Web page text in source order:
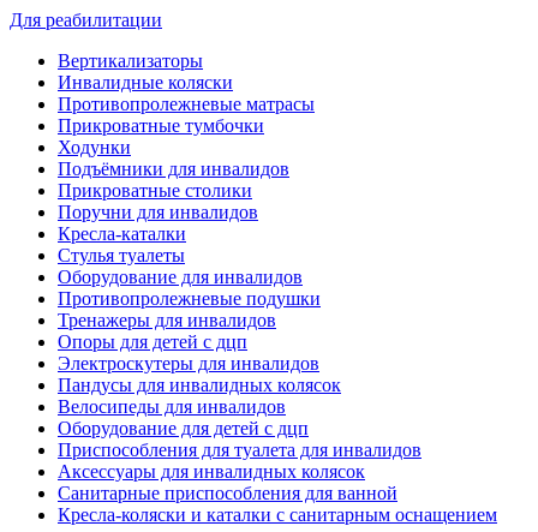
Для реабилитации
Вертикализаторы
Инвалидные коляски
Противопролежневые матрасы
Прикроватные тумбочки
Ходунки
Подъёмники для инвалидов
Прикроватные столики
Поручни для инвалидов
Кресла-каталки
Стулья туалеты
Оборудование для инвалидов
Противопролежневые подушки
Тренажеры для инвалидов
Опоры для детей с дцп
Электроскутеры для инвалидов
Пандусы для инвалидных колясок
Велосипеды для инвалидов
Оборудование для детей с дцп
Приспособления для туалета для инвалидов
Аксессуары для инвалидных колясок
Санитарные приспособления для ванной
Кресла-коляски и каталки с санитарным оснащением